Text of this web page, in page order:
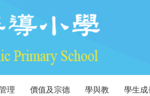
理 價值及宗德 學與教 學生成